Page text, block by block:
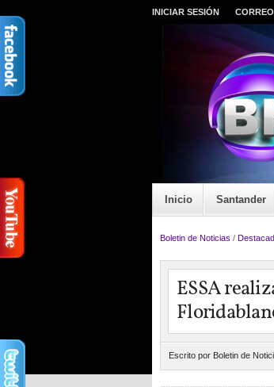
INICIAR SESIÓN CORREO
Inicio Santander
Boletin de Noticias /
ESSA
Escrito por Boletin de